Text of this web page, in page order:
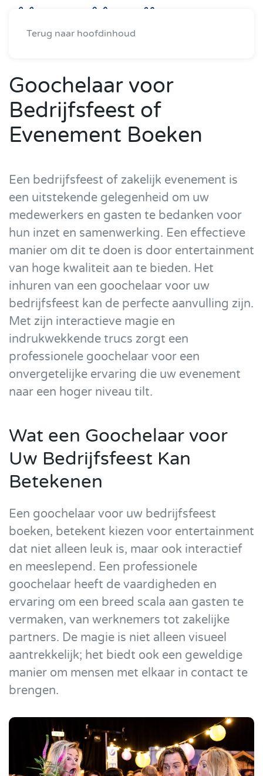
Terug naar hoofdinhoud
Goochelaar voor
Bedrijfsfeest of
Evenement Boeken
Een bedrijfsfeest of zakelijk evenement is
een uitstekende gelegenheid om uw
medewerkers en gasten te bedanken voor
hun inzet en samenwerking. Een effectieve
manier om dit te doen is door entertainment
van hoge kwaliteit aan te bieden. Het
inhuren van een goochelaar voor uw
bedrijfsfeest kan de perfecte aanvulling zijn.
Met zijn interactieve magie en
indrukwekkende trucs zorgt een
professionele goochelaar voor een
onvergetelijke ervaring die uw evenement
naar een hoger niveau tilt.
Wat een Goochelaar voor
Uw Bedrijfsfeest Kan
Betekenen
Een goochelaar voor uw bedrijfsfeest
boeken, betekent kiezen voor entertainment
dat niet alleen leuk is, maar ook interactief
en meeslepend. Een professionele
goochelaar heeft de vaardigheden en
ervaring om een breed scala aan gasten te
vermaken, van werknemers tot zakelijke
partners. De magie is niet alleen visueel
aantrekkelijk; het biedt ook een geweldige
manier om mensen met elkaar in contact te
brengen.